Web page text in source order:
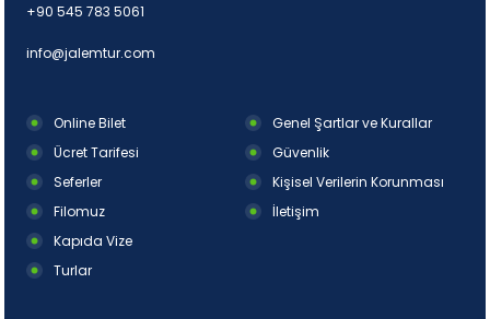
+90 545 783 5061
info@jalemtur.com
Online Bilet
Ücret Tarifesi
Seferler
Filomuz
Kapıda Vize
Turlar
Genel Şartlar ve Kurallar
Güvenlik
Kişisel Verilerin Korunması
İletişim